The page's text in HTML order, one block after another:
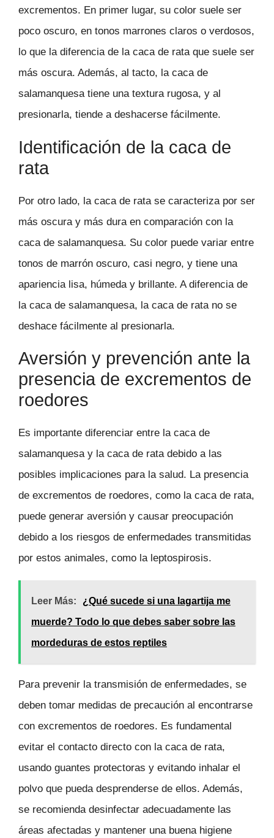
excrementos. En primer lugar, su color suele ser
poco oscuro, en tonos marrones claros o verdosos,
lo que la diferencia de la caca de rata que suele ser
más oscura. Además, al tacto, la caca de
salamanquesa tiene una textura rugosa, y al
presionarla, tiende a deshacerse fácilmente.
Identificación de la caca de
rata
Por otro lado, la caca de rata se caracteriza por ser
más oscura y más dura en comparación con la
caca de salamanquesa. Su color puede variar entre
tonos de marrón oscuro, casi negro, y tiene una
apariencia lisa, húmeda y brillante. A diferencia de
la caca de salamanquesa, la caca de rata no se
deshace fácilmente al presionarla.
Aversión y prevención ante la
presencia de excrementos de
roedores
Es importante diferenciar entre la caca de
salamanquesa y la caca de rata debido a las
posibles implicaciones para la salud. La presencia
de excrementos de roedores, como la caca de rata,
puede generar aversión y causar preocupación
debido a los riesgos de enfermedades transmitidas
por estos animales, como la leptospirosis.
Leer Más:
¿Qué sucede si una lagartija me
muerde? Todo lo que debes saber sobre las
mordeduras de estos reptiles
Para prevenir la transmisión de enfermedades, se
deben tomar medidas de precaución al encontrarse
con excrementos de roedores. Es fundamental
evitar el contacto directo con la caca de rata,
usando guantes protectoras y evitando inhalar el
polvo que pueda desprenderse de ellos. Además,
se recomienda desinfectar adecuadamente las
áreas afectadas y mantener una buena higiene